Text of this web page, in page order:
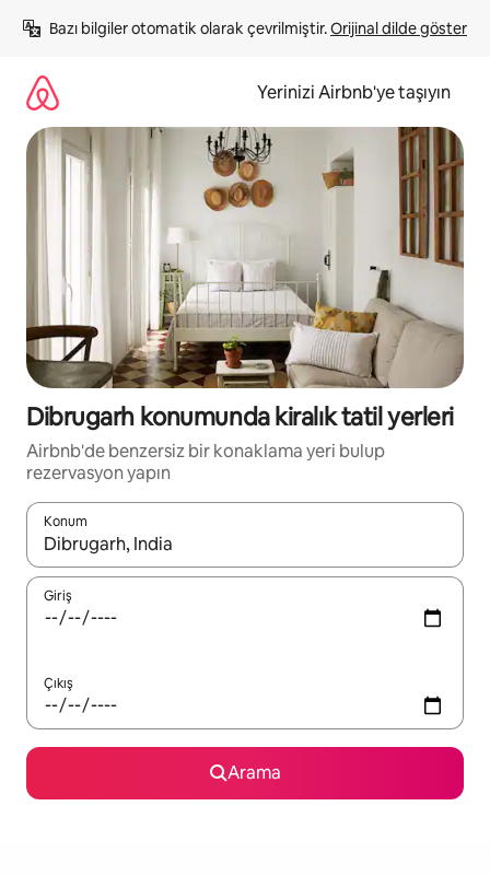
atla
Bazı bilgiler otomatik olarak çevrilmiştir. Orijinal dilde göster
Yerinizi Airbnb'ye taşıyın
Dibrugarh konumunda kiralık tatil yerleri
Airbnb'de benzersiz bir konaklama yeri bulup
rezervasyon yapın
Konum
Sonuçlar kullanılabilir olduğunda yukarı ve aşağı oklarıyla
Giriş
Çıkış
Arama